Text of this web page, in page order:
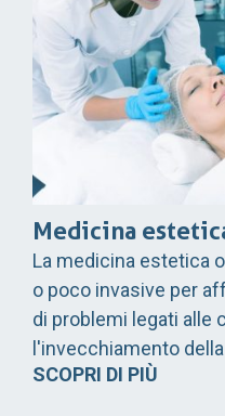
Medicina
La medicina estetica
o poco invasive per
di problemi legati alle
l'invecchiamento
SCOPRI DI PIÙ